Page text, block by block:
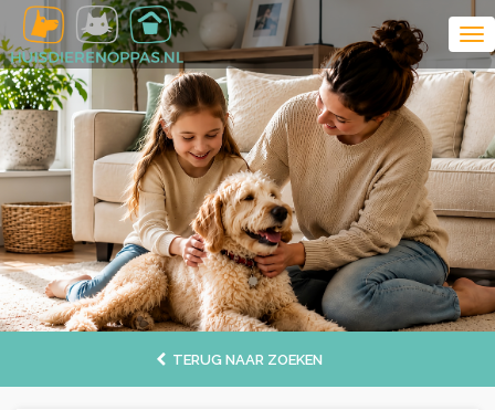
TERUG NAAR ZOEKEN